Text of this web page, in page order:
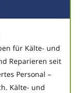
für Kälte- und
Reparieren seit
Personal –
Kälte- und